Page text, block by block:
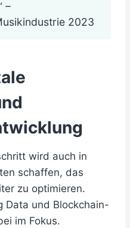
–
2023
wird auch in
schaffen, das
zu optimieren.
Data und Blockchain-
im Fokus.